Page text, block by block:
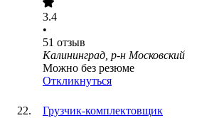
3.4
•
51 отзыв
Калининград, р-н Московский
Можно без резюме
Откликнуться
Грузчик-комплектовщик